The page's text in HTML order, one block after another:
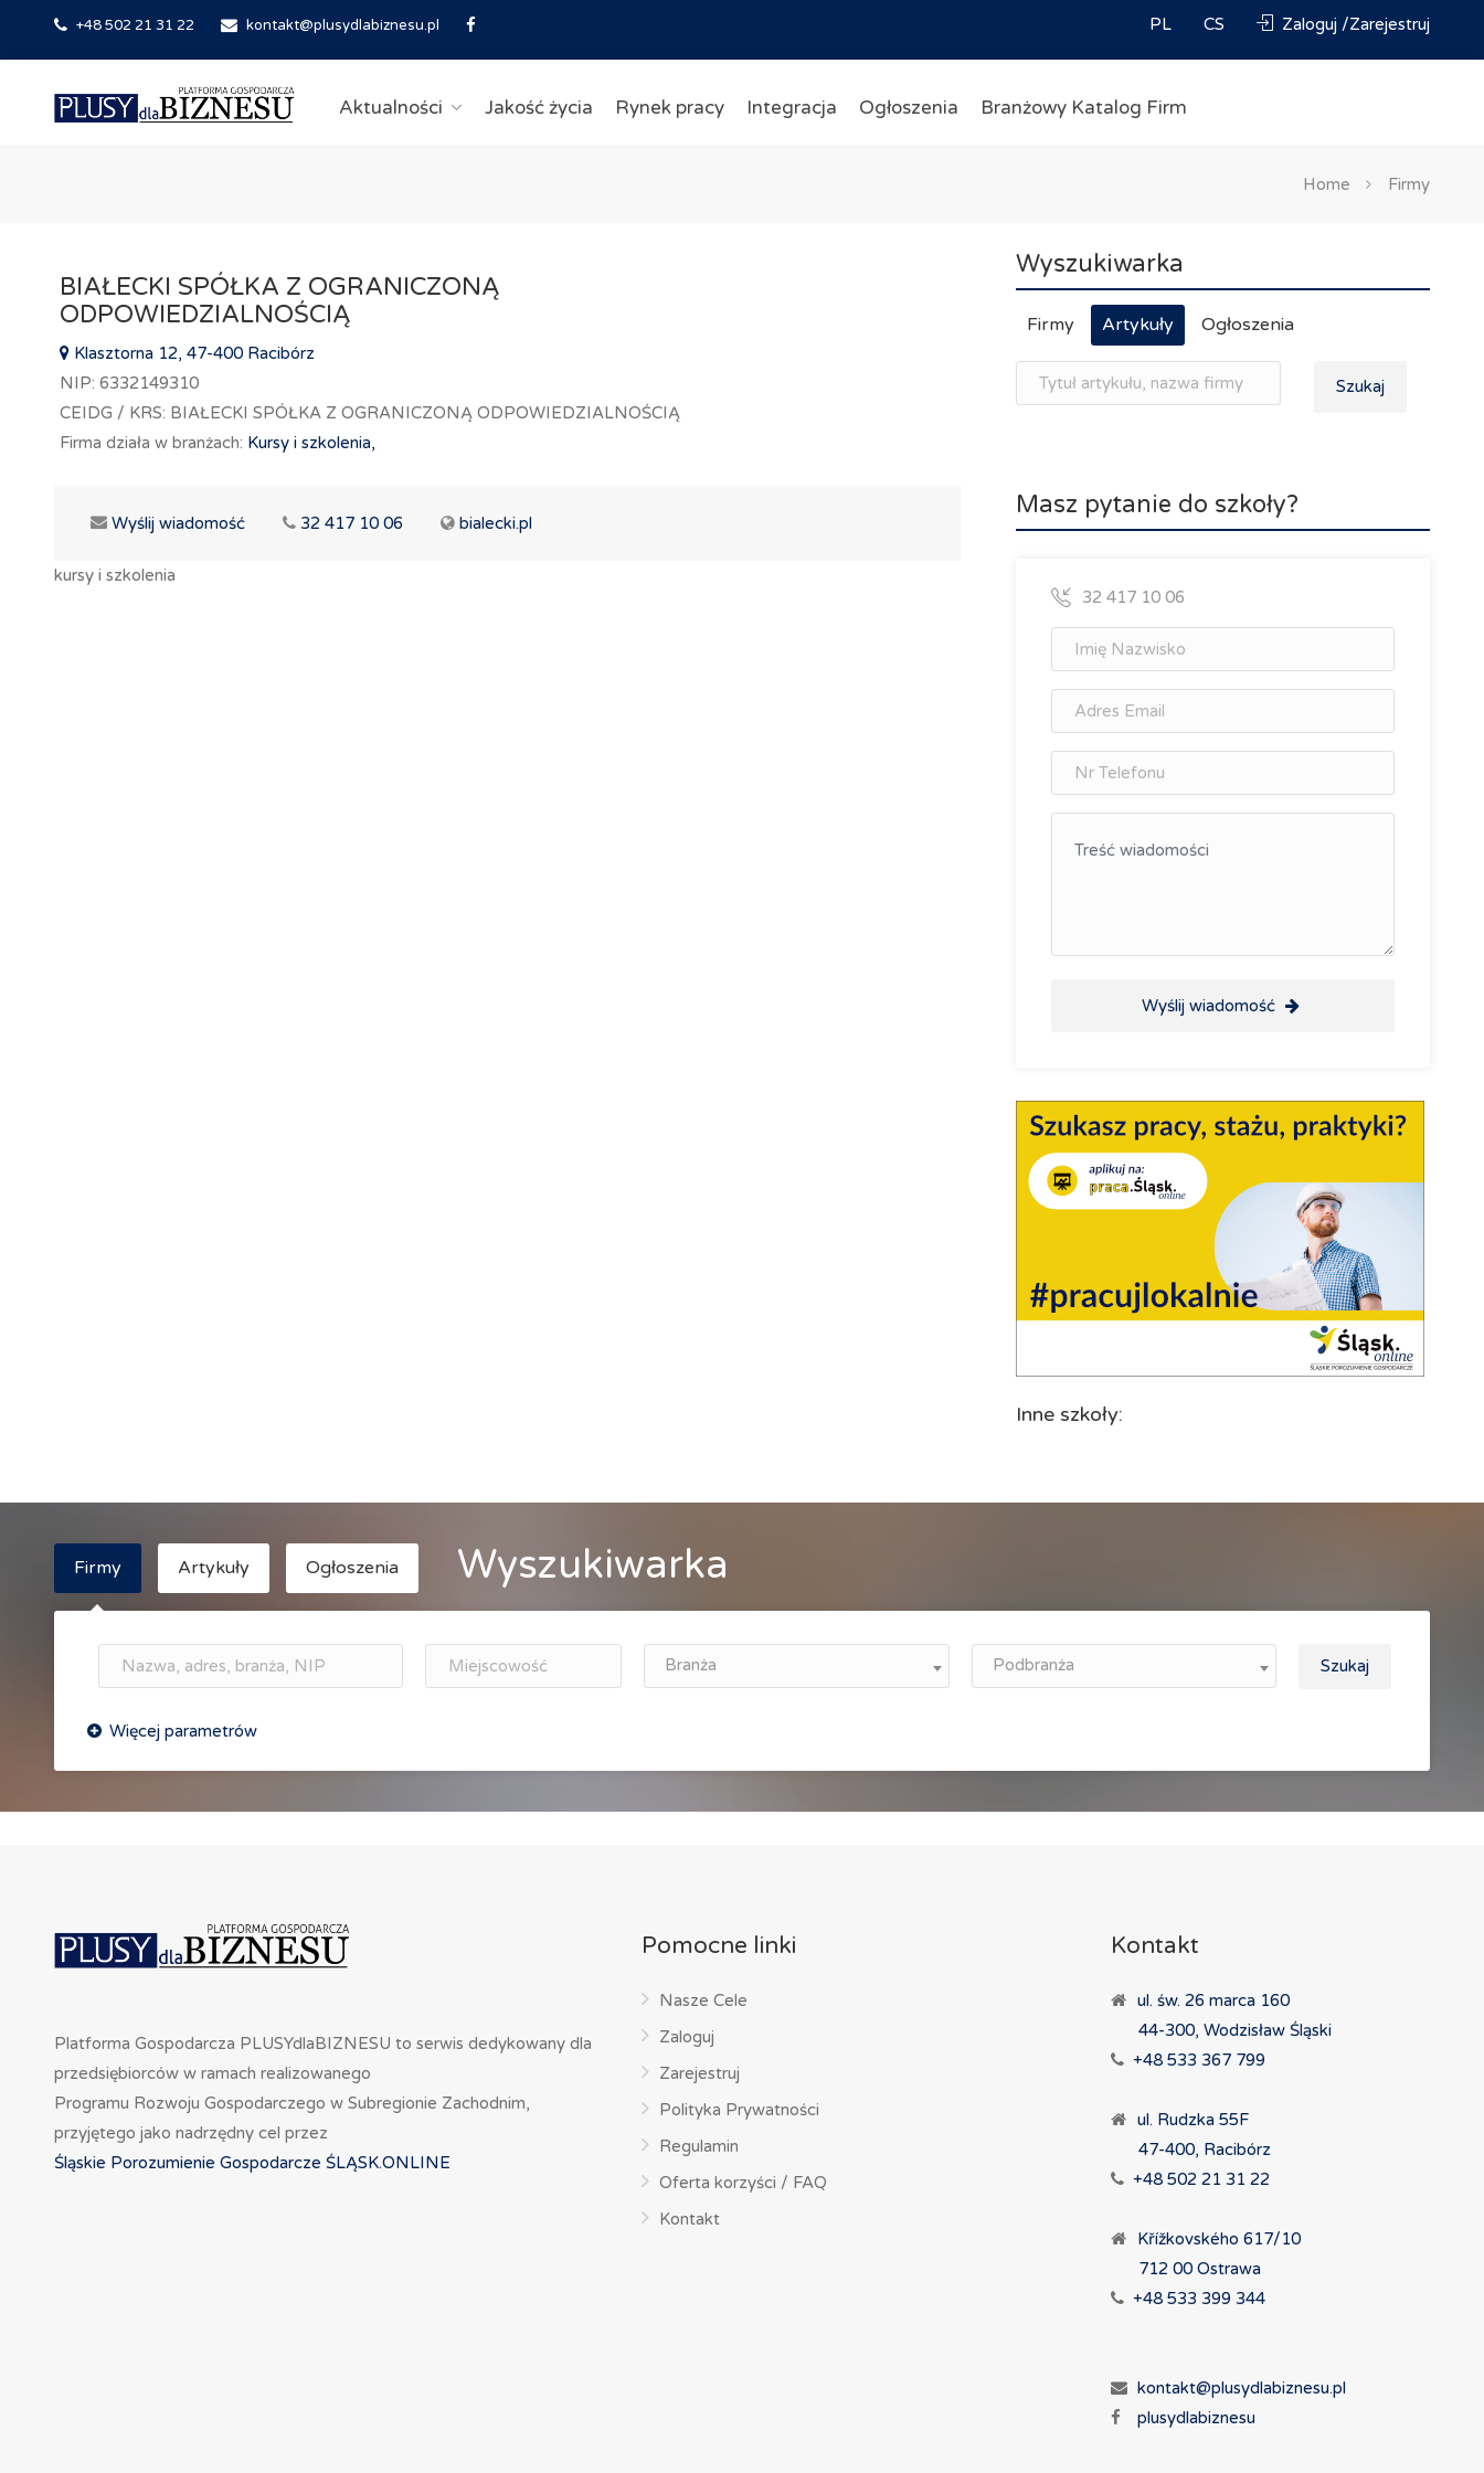
+48 502 21 31 22 kontakt@plusydlabiznesu.pl PL CS Zaloguj /Zarejestruj
Aktualności Jakość życia Rynek pracy Integracja Ogłoszenia Branżowy Katalog Firm
Home Firmy
BIAŁECKI SPÓŁKA Z OGRANICZONĄ
ODPOWIEDZIALNOŚCIĄ
Klasztorna 12, 47-400 Racibórz
NIP: 6332149310
CEIDG / KRS: BIAŁECKI SPÓŁKA Z OGRANICZONĄ ODPOWIEDZIALNOŚCIĄ
Firma działa w branżach: Kursy i szkolenia,
Wyślij wiadomość 32 417 10 06 bialecki.pl
kursy i szkolenia
Wyszukiwarka
Firmy Artykuły Ogłoszenia
Szukaj
Masz pytanie do szkoły?
32 417 10 06
Wyślij wiadomość
Inne szkoły:
Firmy Artykuły Ogłoszenia Wyszukiwarka
Branża Podbranża Szukaj
Platforma Gospodarcza PLUSYdlaBIZNESU to serwis dedykowany dla
przedsiębiorców w ramach realizowanego
Programu Rozwoju Gospodarczego w Subregionie Zachodnim,
przyjętego jako nadrzędny cel przez
Śląskie Porozumienie Gospodarcze ŚLĄSK.ONLINE
Pomocne linki
Nasze Cele
Zaloguj
Zarejestruj
Polityka Prywatności
Regulamin
Oferta korzyści / FAQ
Kontakt
Kontakt
ul. św. 26 marca 160
44-300, Wodzisław Śląski
+48 533 367 799
ul. Rudzka 55F
47-400, Racibórz
+48 502 21 31 22
Křížkovského 617/10
712 00 Ostrawa
+48 533 399 344
kontakt@plusydlabiznesu.pl
plusydlabiznesu